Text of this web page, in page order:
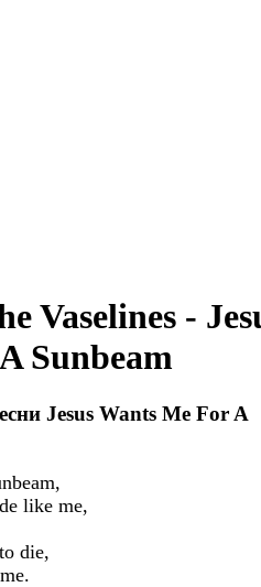
Vaselines -
Sunbeam
Jesus Wants Me For A
like me,
die,